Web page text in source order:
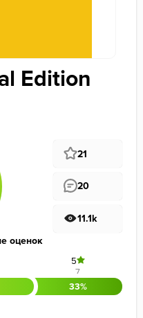
Edition
21
20
11.1k
оценок
33%
5
7